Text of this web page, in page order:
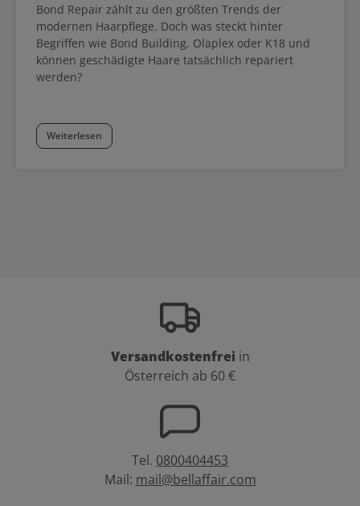
Bond Repair zählt zu den größten Trends der
modernen Haarpflege. Doch was steckt hinter
Begriffen wie Bond Building, Olaplex oder K18 und
können geschädigte Haare tatsächlich repariert
werden?
Weiterlesen
Versandkostenfrei in
Österreich ab 60 €
Tel. 0800404453
Mail: mail@bellaffair.com